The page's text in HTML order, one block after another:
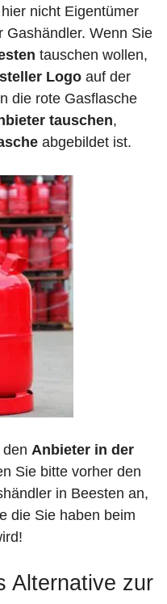
nicht Eigentümer
Gashändler. Wenn Sie
tauschen wollen,
Logo auf der
die rote Gasflasche
tauschen,
abgebildet ist.
Anbieter in der
Sie bitte vorher den
in Beesten an,
die Sie haben beim
Alternative zur